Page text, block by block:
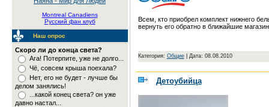
Montreal Canadiens
Русский фан клуб
Наш опрос
Скоро ли до конца света?
Ага! Потерпите, уже не долго...
Чё, совсем крыша поехала?
Нет, его не будет - лучше бы
делом занялись!
...какой конец света? он уже
давно настал...
Всем, кто приобрел комплект нижнего
вернуть его обратно в ближайшие
Категория: Общие| Дата: 08.08.2010
Детоубийца